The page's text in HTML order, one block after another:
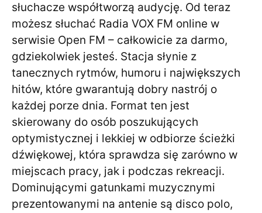
słuchacze współtworzą audycję. Od teraz
możesz słuchać Radia VOX FM online w
serwisie Open FM – całkowicie za darmo,
gdziekolwiek jesteś. Stacja słynie z
tanecznych rytmów, humoru i największych
hitów, które gwarantują dobry nastrój o
każdej porze dnia. Format ten jest
skierowany do osób poszukujących
optymistycznej i lekkiej w odbiorze ścieżki
dźwiękowej, która sprawdza się zarówno w
miejscach pracy, jak i podczas rekreacji.
Dominującymi gatunkami muzycznymi
prezentowanymi na antenie są disco polo,